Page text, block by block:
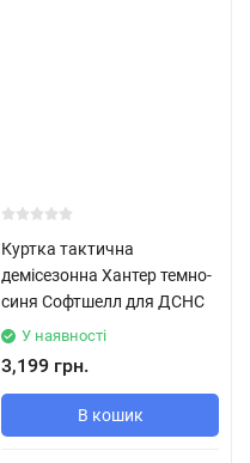
Куртка тактична
демісезонна Хантер темно-
синя Софтшелл для ДСНС
У наявності
3,199 грн.
В кошик